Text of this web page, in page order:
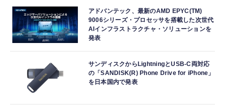
アドバンテック、最新のAMD EPYC(TM)
9006シリーズ・プロセッサを搭載した次世代
AIインフラストラクチャ・ソリューションを
発表
サンディスクからLightningとUSB-C両対応
の「SANDISK(R) Phone Drive for iPhone」
を日本国内で発表